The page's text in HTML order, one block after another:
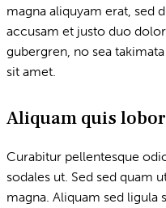
magna aliquyam erat, sed
accusam et justo duo
gubergren, no sea
sit amet.
Aliquam quis
Curabitur pellentesque
sodales ut. Sed sed quam
magna. Aliquam sed ligula